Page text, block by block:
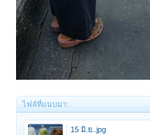
ไฟล์ที่แนบมา:
15 มิ.ย..jpg